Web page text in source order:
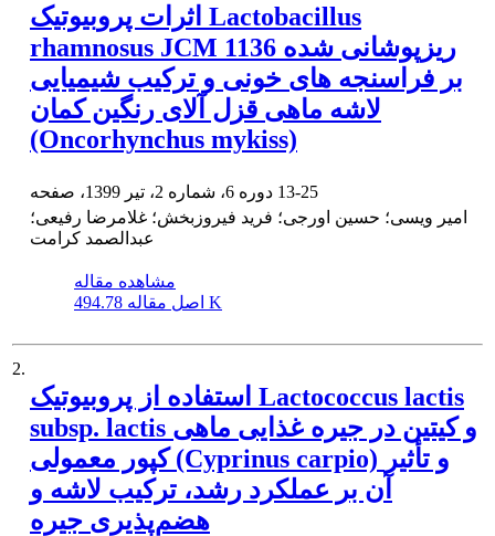
اثرات پروبیوتیک Lactobacillus
rhamnosus JCM 1136 ریزپوشانی شده
بر فراسنجه های خونی و ترکیب شیمیایی
لاشه ماهی قزل آلای رنگین کمان
(Oncorhynchus mykiss)
13-25
امیر ویسی؛ حسین اورجی؛ فرید فیروزبخش؛ غلامرضا رفیعی؛
عبدالصمد کرامت
مشاهده مقاله
اصل مقاله 494.78 K
2.
استفاده از پروبیوتیک Lactococcus lactis
subsp. lactis و کیتین در جیره غذایی ماهی
کپور معمولی (Cyprinus carpio) و تأثیر
آن بر عملکرد رشد، ترکیب لاشه و
هضم‌پذیری جیره